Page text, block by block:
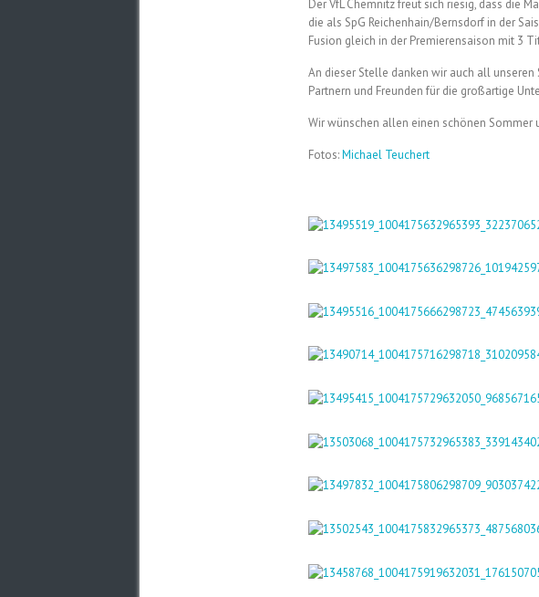
Der VfL Chemnitz freut sich riesig, dass die
die als SpG Reichenhain/Bernsdorf in der
Fusion gleich in der Premierensaison mit 3
An dieser Stelle danken wir auch all unseren
Partnern und Freunden für die großartige
Wir wünschen allen einen schönen Sommer
Fotos:Michael Teuchert